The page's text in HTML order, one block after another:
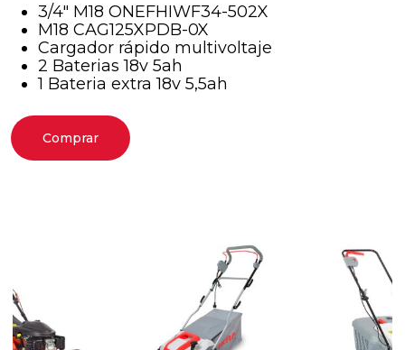
3/4″ M18 ONEFHIWF34-502X
M18 CAG125XPDB-0X
Cargador rápido multivoltaje
2 Baterias 18v 5ah
1 Bateria extra 18v 5,5ah
Comprar